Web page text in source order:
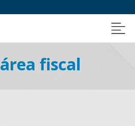
área fiscal